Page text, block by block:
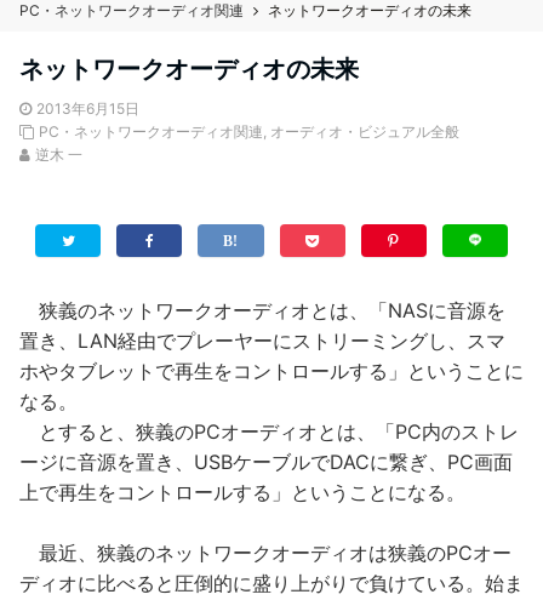
PC・ネットワークオーディオ関連 ネットワークオーディオの未来
ネットワークオーディオの未来
2013年6月15日
PC・ネットワークオーディオ関連, オーディオ・ビジュアル全般
逆木 一
狭義のネットワークオーディオとは、「NASに音源を
置き、LAN経由でプレーヤーにストリーミングし、スマ
ホやタブレットで再生をコントロールする」ということに
なる。
とすると、狭義のPCオーディオとは、「PC内のストレ
ージに音源を置き、USBケーブルでDACに繋ぎ、PC画面
上で再生をコントロールする」ということになる。
最近、狭義のネットワークオーディオは狭義のPCオー
ディオに比べると圧倒的に盛り上がりで負けている。始ま